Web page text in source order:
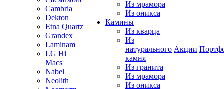
Cambria
Dekton
Etna Quartz
Grandex
Laminam
LG Hi
Macs
Nabel
Neolith
Из мрамора
Из оникса
Камины
Из кварца
Из
натурального
камня
Из гранита
Из мрамора
Из оникса
Акции